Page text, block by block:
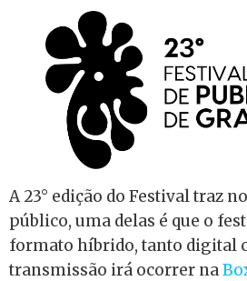
A 23° edição do Festival traz
público, uma delas é que o
formato híbrido, tanto digital
transmissão irá ocorrer na